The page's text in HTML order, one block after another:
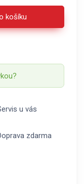
košíku
u vás
zdarma